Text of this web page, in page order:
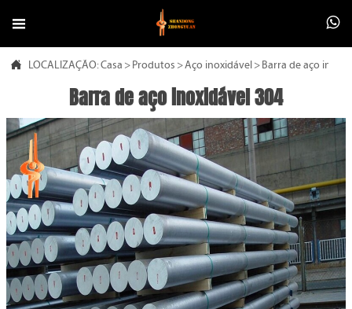
 
 LOCALIZAÇÃO:Casa > Produtos >Aço inoxidável > Barra de aço
Barra de aço inoxidável 304